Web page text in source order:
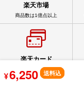
¥6,250 送料込
楽天市場
商品数は1億点以上
楽天カード
スマホでカンタン申込